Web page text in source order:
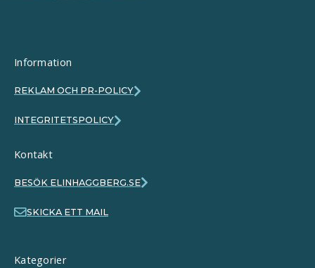
Information
REKLAM OCH PR-POLICY
INTEGRITETSPOLICY
Kontakt
BESÖK ELINHAGGBERG.SE
SKICKA ETT MAIL
Kategorier